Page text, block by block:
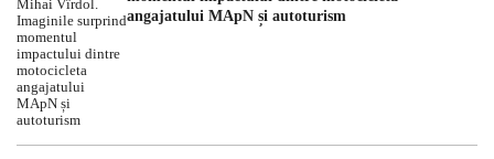
angajatului MApN și autoturism